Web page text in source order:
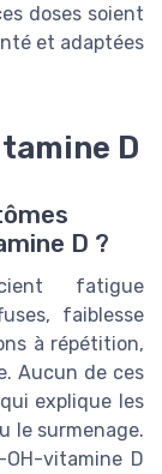
doses soient
et adaptées
D
D ?
fatigue
faiblesse
à répétition,
Aucun de ces
explique les
le surmenage.
vitamine D